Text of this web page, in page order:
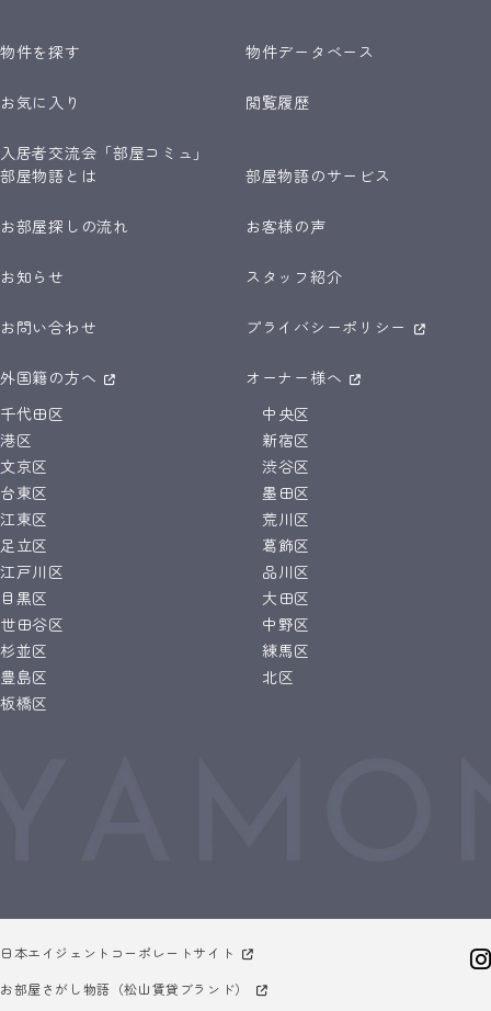
物件を探す 物件データベース
お気に入り 閲覧履歴
入居者交流会「部屋コミュ」
部屋物語とは
部屋物語のサービス
お部屋探しの流れ お客様の声
お知らせ スタッフ紹介
お問い合わせ プライバシーポリシー
外国籍の方へ
オーナー様へ
千代田区
中央区
港区
新宿区
文京区
渋谷区
台東区
墨田区
江東区
荒川区
足立区
葛飾区
江戸川区
品川区
目黒区
大田区
世田谷区
中野区
杉並区
練馬区
豊島区
北区
板橋区
日本エイジェントコーポレートサイト
お部屋さがし物語（松山賃貸ブランド）